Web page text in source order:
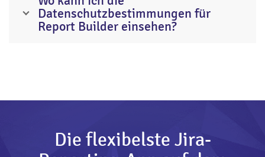
Datenschutzbestimmungen für
Report Builder einsehen?
Die flexibelste Jira-